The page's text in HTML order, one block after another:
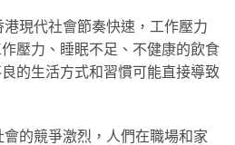
現代社會節奏快速，工作壓力
壓力、睡眠不足、不健康的飲食
的生活方式和習慣可能直接導致
的競爭激烈，人們在職場和家